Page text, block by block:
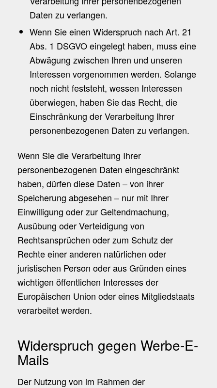
Daten zu verlangen.
Wenn Sie einen Widerspruch nach Art. 21
Abs. 1 DSGVO eingelegt haben, muss eine
Abwägung zwischen Ihren und unseren
Interessen vorgenommen werden. Solange
noch nicht feststeht, wessen Interessen
überwiegen, haben Sie das Recht, die
Einschränkung der Verarbeitung Ihrer
personenbezogenen Daten zu verlangen.
Wenn Sie die Verarbeitung Ihrer
personenbezogenen Daten eingeschränkt
haben, dürfen diese Daten – von ihrer
Speicherung abgesehen – nur mit Ihrer
Einwilligung oder zur Geltendmachung,
Ausübung oder Verteidigung von
Rechtsansprüchen oder zum Schutz der
Rechte einer anderen natürlichen oder
juristischen Person oder aus Gründen eines
wichtigen öffentlichen Interesses der
Europäischen Union oder eines Mitgliedstaats
verarbeitet werden.
Widerspruch gegen Werbe-E-
Mails
Der Nutzung von im Rahmen der